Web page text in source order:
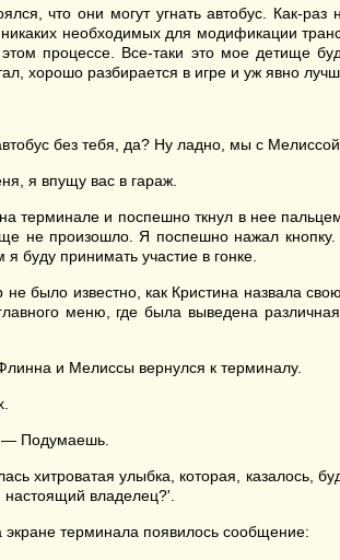
что они могут угнать автобус. Как-
необходимых для модификации
процессе. Все-таки это мое детище
хорошо разбирается в игре и уж явно
без тебя, да? Ну ладно, мы с Мелиссой
я впущу вас в гараж.
терминале и поспешно ткнул в нее
не произошло. Я поспешно нажал
буду принимать участие в гонке.
было известно, как Кристина назвала
меню, где была выведена
и Мелиссы вернулся к терминалу.
— Подумаешь.
хитроватая улыбка, которая, казалось,
владелец?'.
экране терминала появилось сообщение: